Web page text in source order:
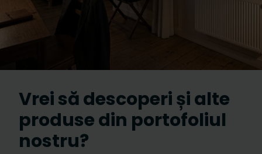
Vrei să descoperi și alte
produse din portofoliul
nostru?